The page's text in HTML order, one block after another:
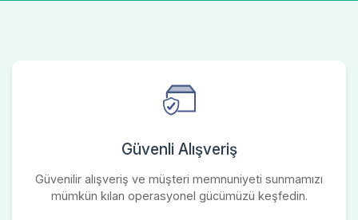
Güvenli Alışveriş
Güvenilir alışveriş ve müşteri memnuniyeti sunmamızı
mümkün kılan operasyonel gücümüzü keşfedin.